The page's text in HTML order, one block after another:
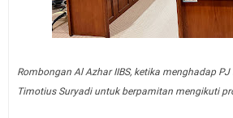
Rombongan Al Azhar IIBS, ketika menghadap
Timotius Suryadi untuk berpamitan mengikuti